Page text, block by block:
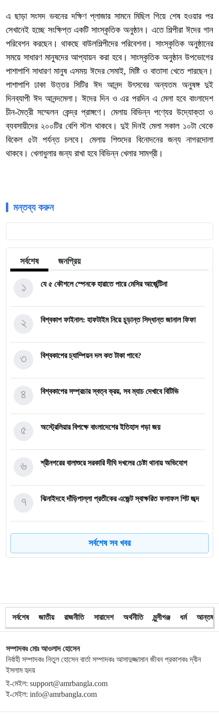
এ ছাড়া সংসদ ভবনের দক্ষিণ প্লাজার সামনে মিছিল গিয়ে শেষ হওয়ার পর
সেখানেই হচ্ছে সংক্ষিপ্ত একটি সাংস্কৃতিক অনুষ্ঠান। এতে শিল্পীরা ঈদের গান
পরিবেশন করছেন। থাকছে বাউলশিল্পীদের পরিবেশনা। সাংস্কৃতিক অনুষ্ঠানের
সময়ে সাধারণ মানুষদের আপ্যায়ন করা হবে। সাংস্কৃতিক অনুষ্ঠান উপভোগের
পাশাপাশি সাধারণ মানুষ এসময় ঈদের সেমাই, মিষ্টি ও বাতাসা খেতে পারছেন।
পাশাপাশি ঢাকা উত্তর সিটির ঈদ আনন্দ উৎসবের অন্যতম অনুষঙ্গ দুই
দিনব্যাপী ঈদ আনন্দমেলা। ঈদের দিন ও এর পরদিন এ মেলা হবে বাংলাদেশ
চীন-মৈত্রী সম্মেলন কেন্দ্র প্রাঙ্গণে। মেলায় বিভিন্ন পণ্যের উদ্যোক্তা ও
ব্যবসায়ীদের ২০০টির বেশি স্টল থাকবে। দুই দিনই মেলা সকাল ১০টা থেকে
বিকেল ৫টা পর্যন্ত চলবে। মেলায় শিশুদের বিনোদনের জন্য নাগরদোলা
থাকবে। খেলাধুলার জন্য রাখা হবে বিভিন্ন খেলার সামগ্রী।
মন্তব্য করুন
সর্বশেষ জনপ্রিয়
যে ৫ কৌশলে স্পেনকে হারাতে পারে মেসির আর্জেন্টিনা
১
বিশ্বকাপ ফাইনাল: হাফটাইম নিয়ে চূড়ান্ত সিদ্ধান্ত জানাল ফিফা
২
বিশ্বকাপের চ্যাম্পিয়ন দল কত টাকা পাবে?
৩
বিশ্বকাপের সম্প্রচার স্বত্ব ক্রয়, সব ম্যাচ দেখাবে বিটিভি
৪
অস্ট্রেলিয়ার বিপক্ষে বাংলাদেশের ইতিহাস গড়া জয়
৫
শ্রীনগরের বালাশুরে সরকারি দীঘি দখলের চেষ্টা থানায় অভিযোগ
৬
ঝিনাইদহে দাঁড়িপাল্লা প্রতীকের এজেন্ট স্বাক্ষরিত ফলাফল শিট জব্দ
৭
ত্রয়োদশ জাতীয় নির্বাচন, শান্তিপূর্ণ ও নিরপেক্ষ হোক
৮
অবরুদ্ধ জামায়াত নেতাকে উদ্ধার করলেন এনসিপি নেত্রী ডা. মিতু
১০
ভোটকেন্দ্রের সামনে বস্তাভর্তি টাকাসহ স্বেচ্ছাসেবকদল নেতা আটক
১১
গোপালগঞ্জে ডিসির বাসভবনের সামনে ককটেল বিস্ফোরণ
১২
সর্বশেষ সব খবর
সর্বশেষ জাতীয় রাজনীতি সারাদেশ অর্থনীতি মুন্সীগঞ্জ ধর্ম
সম্পাদকঃ মোঃ আওলাদ হোসেন
নির্বাহী সম্পাদকঃ নিতুল হোসেন বার্তা সম্পাদকঃ আসাদুজ্জামান জীবন প্রকাশকঃ দ্বীন
ইসলাম হৃদয়
ই-মেইল: support@amrbangla.com
ই-মেইল: info@amrbangla.com